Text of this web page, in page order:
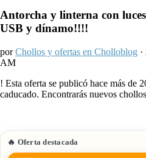
Antorcha y linterna con
USB y dínamo!!!!
porChollos y ofertas en Cholloblog
AM
! Esta oferta se publicó hace más de
caducado. Encontrarás nuevos
🔥 Oferta destacada